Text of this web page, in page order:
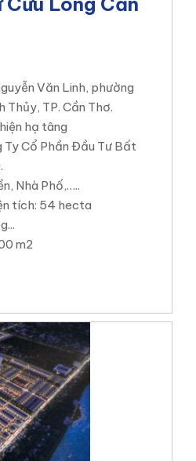
nhanh chóng tìm được nhà
hàng liên hệ với chúng tôi để
phí xem các nhà phố tại
ÁN
phân phối tại Cần Thơ?
phố tại Cần Thơ
, Nhà Phố, Căn hộ –
ha
sản phẩm chia làm nhiều
Văn Linh, phường
Thủy, TP. Cần Thơ.
hạ tâng
Ty Cổ Phần Đầu Tư Bất
Nhà Phố,…..
tích: 54 hecta
m2